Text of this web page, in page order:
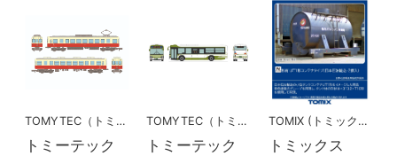
TOMYTEC（トミーテック）
トミーテック
TOMYTEC（トミーテック）
トミーテック
TOMIX (トミックス)
トミックス